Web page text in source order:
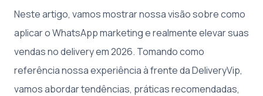
Neste artigo, vamos mostrar nossa visão sobre como
aplicar o WhatsApp marketing e realmente elevar suas
vendas no delivery em 2026. Tomando como
referência nossa experiência à frente da DeliveryVip,
vamos abordar tendências, práticas recomendadas,